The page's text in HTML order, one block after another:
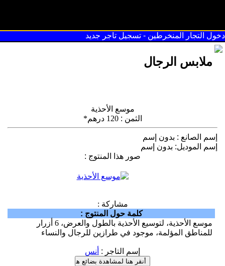
دخول التجار المنخرطين - تسجيل تاجر جديد
ملابس الرجال
موسع الأحذية
الثمن : 120 درهم*
إسم الصانع : بدون إسم
إسم الموديل: بدون إسم
صور هذا المنتوج :
مشاركة :
كلمة حول المنتوج :
موسع الأحذية، لتوسيع الأحذية بالطول والعرض، 6 أزرار
للمناطق المؤلمة، موجود في طرازين للرجال والنساء
إسم التاجر : أنس